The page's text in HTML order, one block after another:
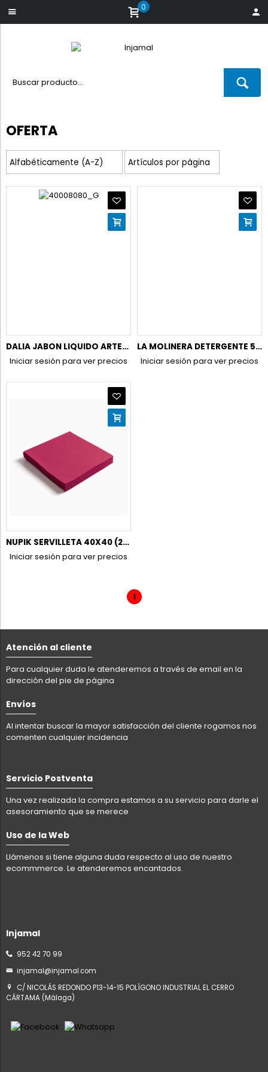
0
OFERTA
DALIA JABON LIQUIDO ARTESANO 1L C/6
Iniciar sesión para ver precios
LA MOLINERA DETERGENTE 5L MARSELLA TRADICIONAL
Iniciar sesión para ver precios
NUPIK SERVILLETA 40X40 (20UD)
Iniciar sesión para ver precios
1
Atención al cliente
Para cualquier duda le atenderemos a través de email en la
dirección del pie de página
Envíos
Al intentar buscar la mayor satisfacción del cliente rogamos nos
comenten cualquier incidencia
Servicio Postventa
Una vez realizada la compra estamos a su servicio para darle el
asesoramiento que se merece
Uso de la Web
Llámenos si tiene alguna duda respecto al uso de nuestro
ecommmerce. Le atenderemos encantados.
Injamal
952 42 70 99
injamal@injamal.com
C/ NICOLÁS REDONDO P13-14-15 POLÍGONO INDUSTRIAL EL CERRO
CÁRTAMA (Málaga)